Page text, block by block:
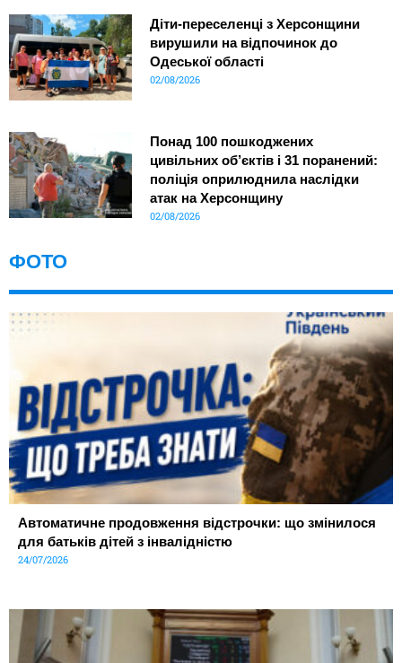
Діти-переселенці з Херсонщини
вирушили на відпочинок до
Одеської області
02/08/2026
Понад 100 пошкоджених
цивільних об’єктів і 31 поранений:
поліція оприлюднила наслідки
атак на Херсонщину
02/08/2026
ФОТО
Автоматичне продовження відстрочки: що змінилося
для батьків дітей з інвалідністю
24/07/2026